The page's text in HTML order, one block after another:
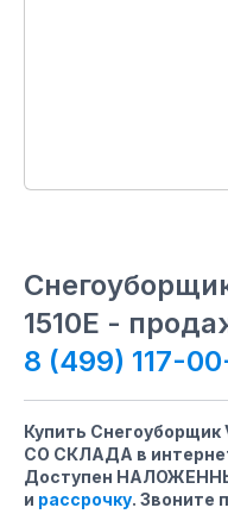
1510E -
8 (499) 117-
Купить Снегоуборщик
СО СКЛАДА в
Доступен
и рассрочку. Звоните